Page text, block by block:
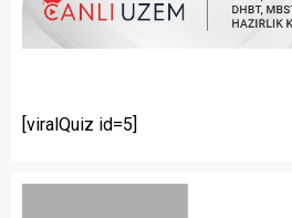
[viralQuiz id=5]